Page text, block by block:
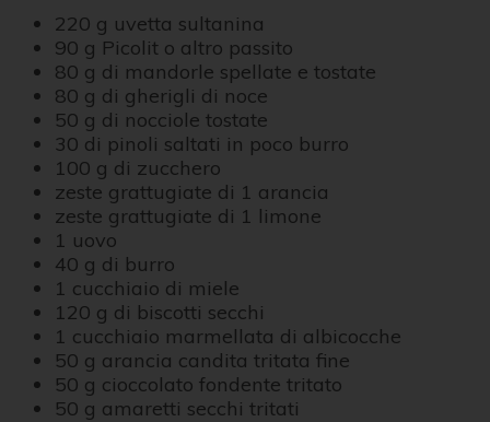
220 g uvetta sultanina
90 g Picolit o altro passito
80 g di mandorle spellate e tostate
80 g di gherigli di noce
50 g di nocciole tostate
30 di pinoli saltati in poco burro
100 g di zucchero
zeste grattugiate di 1 arancia
zeste grattugiate di 1 limone
1 uovo
40 g di burro
1 cucchiaio di miele
120 g di biscotti secchi
1 cucchiaio marmellata di albicocche
50 g arancia candita tritata fine
50 g cioccolato fondente tritato
50 g amaretti secchi tritati